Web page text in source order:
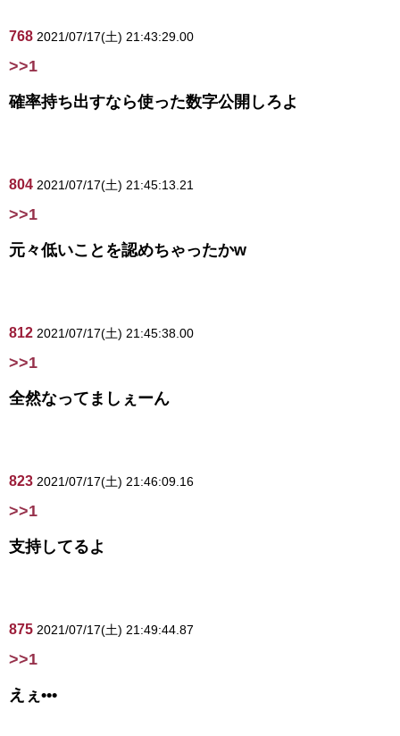
768 2021/07/17(土) 21:43:29.00
>>1
確率持ち出すなら使った数字公開しろよ
804 2021/07/17(土) 21:45:13.21
>>1
元々低いことを認めちゃったかw
812 2021/07/17(土) 21:45:38.00
>>1
全然なってましぇーん
823 2021/07/17(土) 21:46:09.16
>>1
支持してるよ
875 2021/07/17(土) 21:49:44.87
>>1
えぇ•••